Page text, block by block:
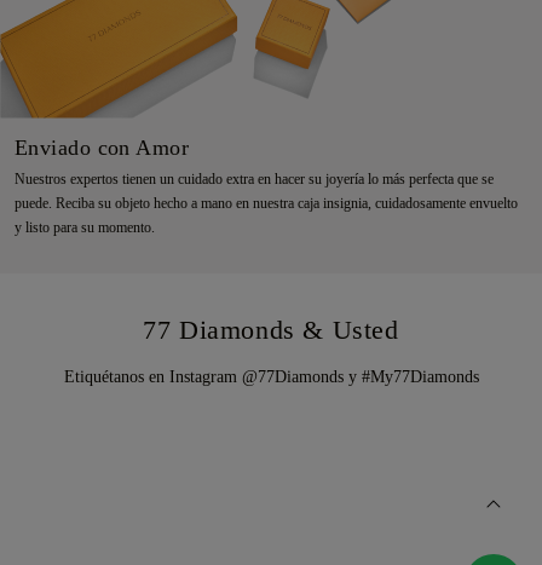
Enviado con Amor
Nuestros expertos tienen un cuidado extra en hacer su joyería lo más perfecta que se
puede. Reciba su objeto hecho a mano en nuestra caja insignia, cuidadosamente envuelto
y listo para su momento.
77 Diamonds & Usted
Etiquétanos en Instagram @77Diamonds y #My77Diamonds